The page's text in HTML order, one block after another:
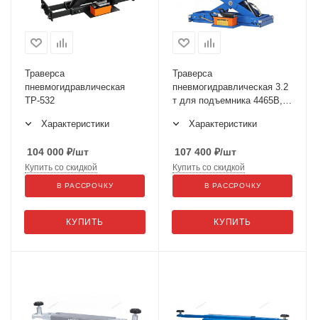
Траверса
пневмогидравлическая
ТР-532
Характеристики
104 000 ₽/шт
КУПИТЬ
Купить со скидкой
В РАССРОЧКУ
Траверса
пневмогидравлическая 3.2
т для подъемника 4465B,
Характеристики
107 400 ₽/шт
КУПИТЬ
Купить со скидкой
В РАССРОЧКУ